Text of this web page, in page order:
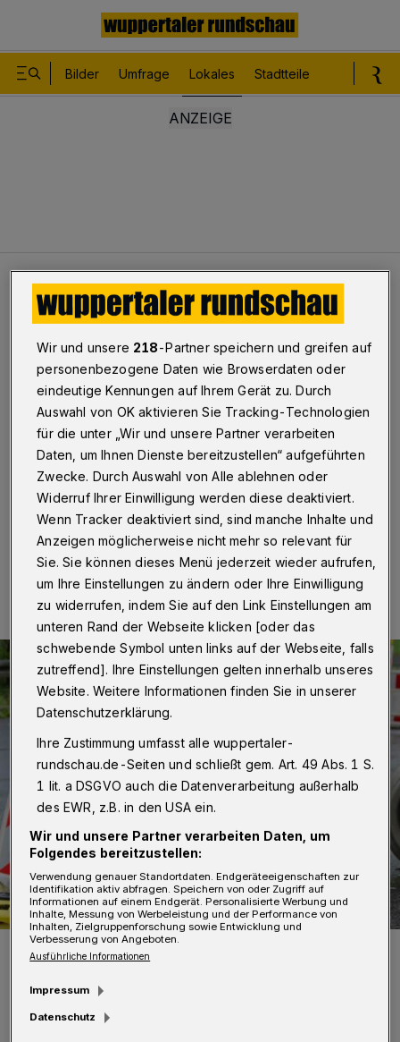
Bilder Umfrage Lokales Stadtteile
Lokales Schloßbleiche erhält neue Straßenoberfläche
Schloßbleiche erhält neue
Straßenoberfläche
Wuppertal·Am Montag und Dienstag (28. und 29.
Oktober 2019) erneuern die Wuppertaler Stadtwerke
(WSW) in der Schloßbleiche die Straßenoberfläche.
17.10.2019 , 10:00 Uhr Eine Minute Lesezeit
Symbolbild.
Wir und unsere 218-Partner speichern und greifen auf
personenbezogene Daten wie Browserdaten oder
eindeutige Kennungen auf Ihrem Gerät zu. Durch
Auswahl von OK aktivieren Sie Tracking-Technologien
für die unter „Wir und unsere Partner verarbeiten
Daten, um Ihnen Dienste bereitzustellen“ aufgeführten
Zwecke. Durch Auswahl von Alle ablehnen oder
Widerruf Ihrer Einwilligung werden diese deaktiviert.
Wenn Tracker deaktiviert sind, sind manche Inhalte und
Anzeigen möglicherweise nicht mehr so relevant für
Sie. Sie können dieses Menü jederzeit wieder aufrufen,
um Ihre Einstellungen zu ändern oder Ihre Einwilligung
zu widerrufen, indem Sie auf den Link Einstellungen am
unteren Rand der Webseite klicken [oder das
schwebende Symbol unten links auf der Webseite, falls
zutreffend]. Ihre Einstellungen gelten innerhalb unseres
Website. Weitere Informationen finden Sie in unserer
Datenschutzerklärung.
Ihre Zustimmung umfasst alle wuppertaler-
rundschau.de-Seiten und schließt gem. Art. 49 Abs. 1 S.
1 lit. a DSGVO auch die Datenverarbeitung außerhalb
des EWR, z.B. in den USA ein.
Wir und unsere Partner verarbeiten Daten, um
Folgendes bereitzustellen:
Verwendung genauer Standortdaten. Endgeräteeigenschaften zur
Identifikation aktiv abfragen. Speichern von oder Zugriff auf
Informationen auf einem Endgerät. Personalisierte Werbung und
Inhalte, Messung von Werbeleistung und der Performance von
Inhalten, Zielgruppenforschung sowie Entwicklung und
Verbesserung von Angeboten.
Ausführliche Informationen
Impressum
Datenschutz